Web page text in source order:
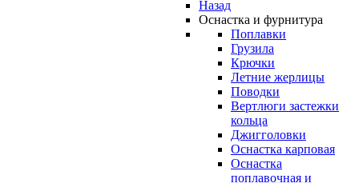
Назад
Оснастка и фурнитура
Поплавки
Грузила
Крючки
Летние жерлицы
Поводки
Вертлюги застежки
кольца
Джигголовки
Оснастка карповая
Оснастка
поплавочная и